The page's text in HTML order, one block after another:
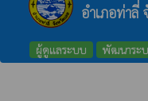
อำเภอท่าลี่
ผู้ดูแลระบบ พัฒนาระ